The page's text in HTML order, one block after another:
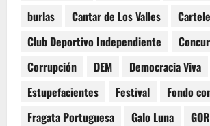
burlas
Cantar de Los Valles
Club Deportivo Independiente
Corrupción
DEM Democracia Viva
Estupefacientes
Festival
Fondo
Fragata Portuguesa
Galo Luna